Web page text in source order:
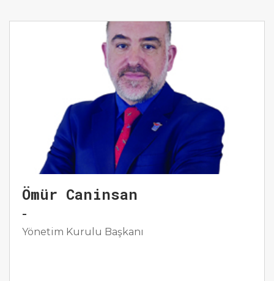
Ömür Caninsan
-
Yönetim Kurulu Başkanı